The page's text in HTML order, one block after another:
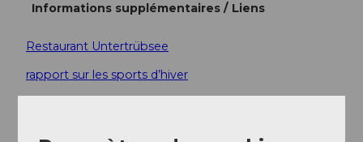
Informations supplémentaires / Liens
Restaurant Untertrübsee
rapport sur les sports d’hiver